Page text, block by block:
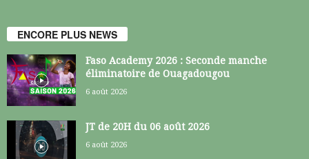
ENCORE PLUS NEWS
Faso Academy 2026 : Seconde manche
éliminatoire de Ouagadougou
6 août 2026
JT de 20H du 06 août 2026
6 août 2026